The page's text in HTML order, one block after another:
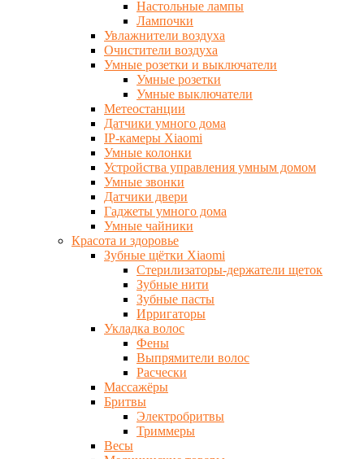
Настольные лампы
Лампочки
Увлажнители воздуха
Очистители воздуха
Умные розетки и выключатели
Умные розетки
Умные выключатели
Метеостанции
Датчики умного дома
IP-камеры Xiaomi
Умные колонки
Устройства управления умным домом
Умные звонки
Датчики двери
Гаджеты умного дома
Умные чайники
Красота и здоровье
Зубные щётки Xiaomi
Стерилизаторы-держатели щеток
Зубные нити
Зубные пасты
Ирригаторы
Укладка волос
Фены
Выпрямители волос
Расчески
Массажёры
Бритвы
Электробритвы
Триммеры
Весы